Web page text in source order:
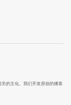
的文化。我们开发原创的播客